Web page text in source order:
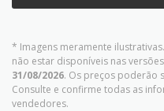
* Imagens meramente
não estar disponíveis nas
31/08/2026. Os preços poderão
Consulte e confirme todas as
vendedores.